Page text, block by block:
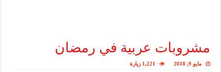
مشروبات عربية في رمضان
مايو 9, 2018 1,221 زيارة